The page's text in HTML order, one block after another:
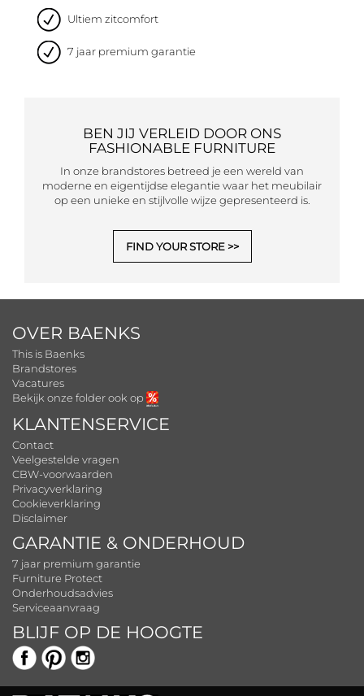
Ultiem zitcomfort
7 jaar premium garantie
BEN JIJ VERLEID DOOR ONS
FASHIONABLE FURNITURE
In onze brandstores betreed je een wereld van
moderne en eigentijdse elegantie waar het meubilair
op een unieke en stijlvolle wijze gepresenteerd is.
FIND YOUR STORE
OVER BAENKS
This is Baenks
Brandstores
Vacatures
Bekijk onze folder ook op
KLANTENSERVICE
Contact
Veelgestelde vragen
CBW-voorwaarden
Privacyverklaring
Cookieverklaring
Disclaimer
GARANTIE & ONDERHOUD
7 jaar premium garantie
Furniture Protect
Onderhoudsadvies
Serviceaanvraag
BLIJF OP DE HOOGTE